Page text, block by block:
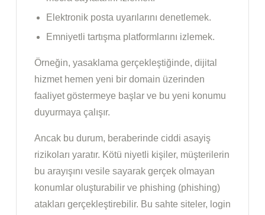
Elektronik posta uyarılarını denetlemek.
Emniyetli tartışma platformlarını izlemek.
Örneğin, yasaklama gerçekleştiğinde, dijital
hizmet hemen yeni bir domain üzerinden
faaliyet göstermeye başlar ve bu yeni konumu
duyurmaya çalışır.
Ancak bu durum, beraberinde ciddi asayiş
rizikoları yaratır. Kötü niyetli kişiler, müşterilerin
bu arayışını vesile sayarak gerçek olmayan
konumlar oluşturabilir ve phishing (phishing)
atakları gerçekleştirebilir. Bu sahte siteler, login